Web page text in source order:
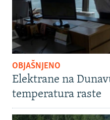
OBJAŠNJENO
Elektrane na
temperatura raste